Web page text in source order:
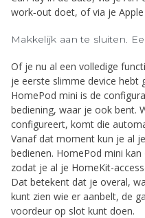
work‑out doet, of via je
Makkelijk aan te sluiten.
Of je nu al een volledige
je eerste slimme device hebt
HomePod mini is de
bediening, waar je ook bent.
configureert, komt die
Vanaf dat moment kun je al
bedienen. HomePod mini
zodat je al je HomeKit-
Dat betekent dat je overal,
kunt zien wie er aanbelt, de
voordeur op slot kunt doen.